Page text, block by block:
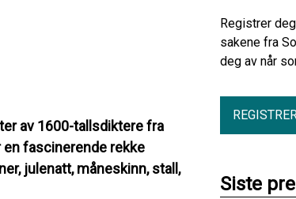
av 1600-tallsdiktere fra
en fascinerende rekke
julenatt, måneskinn, stall,
Registrer
sakene fra
deg av når
Siste